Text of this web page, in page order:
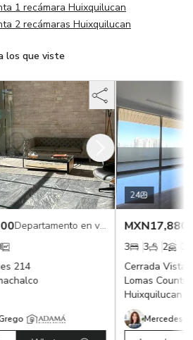
1 recámara Huixquilucan
2 recámaras Huixquilucan
los que viste
Departamento en venta
214
24
MXN
3 2 312
Lomas Country
Huixquilucan
Mercedes